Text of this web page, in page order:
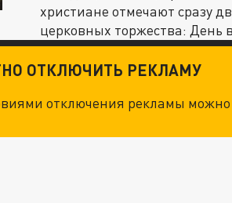
христиане отмечают сразу
церковных торжества: День
в...
ОТКЛЮЧИТЬ РЕКЛАМУ
отключения рекламы